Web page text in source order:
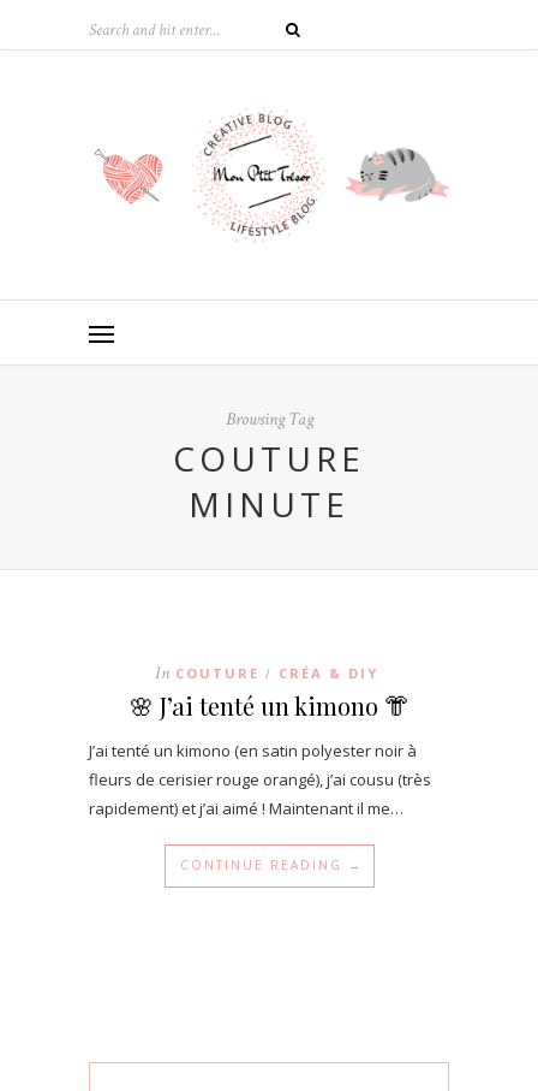
Browsing Tag
COUTURE
MINUTE
In COUTURE / CRÉA & DIY
🌸 J’ai tenté un kimono 👘
J’ai tenté un kimono (en satin polyester noir à
fleurs de cerisier rouge orangé), j’ai cousu (très
rapidement) et j’ai aimé ! Maintenant il me…
CONTINUE READING →